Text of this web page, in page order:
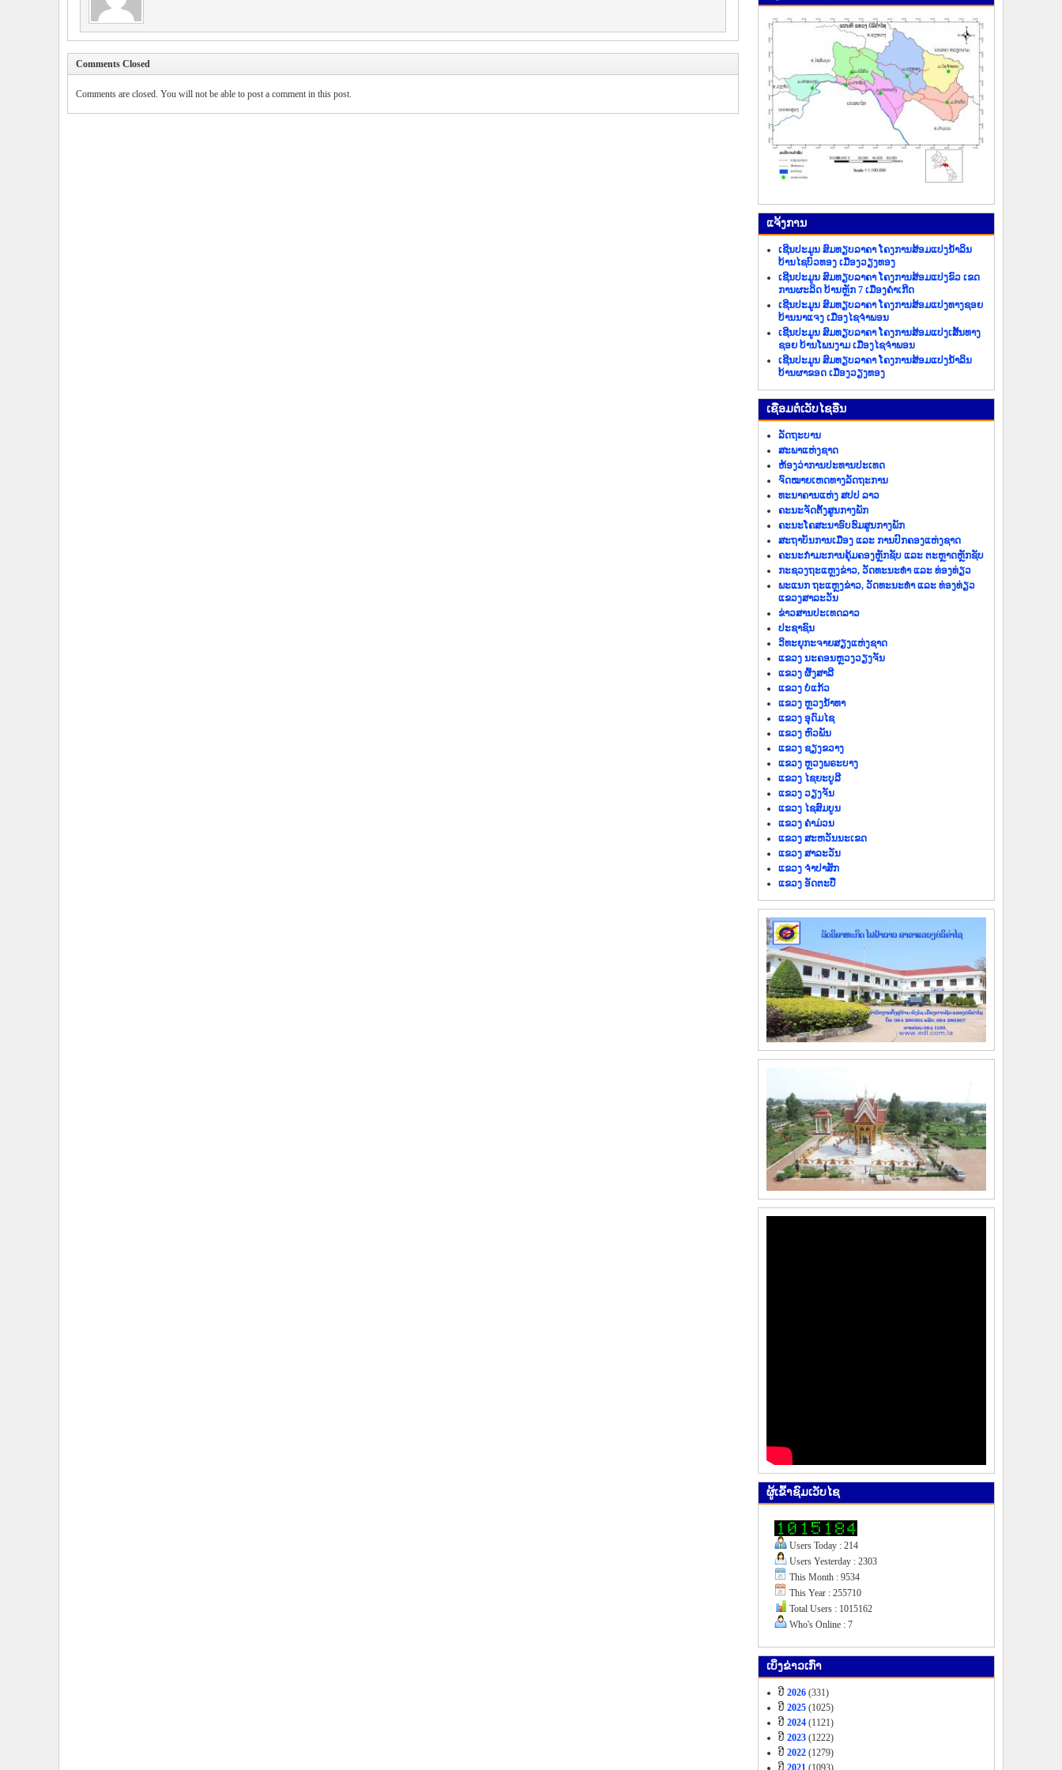
Comments Closed
Comments are closed. You will not be able to post a comment in this post.
ແຈ້ງ​ການ
ເຊີນປະມູນ ສົມທຽບລາຄາ ໂຄງການສ້ອມແປງນ້ຳລິນ
ບ້ານໄຊບົວທອງ ເມືອງວຽງທອງ
ເຊີນປະມູນ ສົມທຽບລາຄາ ໂຄງການສ້ອມແປງຂົວ ເຂດ
ການຜະລິດ ບ້ານຫຼັກ 7 ເມືອງຄຳເກີດ
ເຊີນປະມູນ ສົມທຽບລາຄາ ໂຄງການສ້ອມແປງທາງຊອຍ
ບ້ານນາແຈງ ເມືອງໄຊຈຳພອນ
ເຊີນປະມູນ ສົມທຽບລາຄາ ໂຄງການສ້ອມແປງເສັ້ນທາງ
ຊອຍ ບ້ານໂພນງາມ ເມືອງໄຊຈຳພອນ
ເຊີນປະມູນ ສົມທຽບລາຄາ ໂຄງການສ້ອມແປງນ້ຳລິນ
ບ້ານຜາຂອດ ເມືອງວຽງທອງ
​ເຊື່ອມ​ຕໍ່​ເວັບ​ໄຊ​ອື່ນ
ລັດ​ຖະ​ບານ
ສະພາແຫ່ງຊາດ
ຫ້ອງວ່າການປະທານປະເທດ
ຈົດໝາຍເຫດທາງລັດຖະການ
ທະນາຄານແຫ່ງ ສປປ ລາວ
ຄະນະຈັດຕັ້ງສູນກາງພັກ
ຄະນະໂຄສະນາອົບຮົມສູນກາງພັກ
ສະຖາບັນການເມືອງ ແລະ ການປົກຄອງແຫ່ງຊາດ
ຄະນະ​ກຳມະການ​ຄຸ້ມ​ຄອງ​ຫຼັກ​ຊັບ ແລະ ຕະຫຼາດຫຼັກຊັບ
ກະຊວງຖະແຫຼງຂ່າວ, ວັດທະນະທຳ ແລະ ທ່ອງທ່ຽວ
ພະແນກ ຖະແຫຼງຂ່າວ, ວັດທະນະທຳ ແລະ ທ່ອງທ່ຽວ
ແຂວງສາລະວັນ
ຂ່າວ​ສານ​ປະ​ເທດ​ລາວ
ປະ​ຊາ​ຊົນ
ວິທະຍຸກະຈາຍສຽງແຫ່ງຊາດ
ແຂວງ ນະ​ຄອນຫຼວງວຽງ​ຈັນ
ແຂວງ ຜົ້ງ​ສາ​ລີ
ແຂວງ ບໍ່​ແກ້ວ
ແຂວງ ຫຼວງນໍ້າທາ
ແຂວງ ອຸດົມໄຊ
ແຂວງ ຫົວພັນ
ແຂວງ ຊຽງຂວາງ
ແຂວງ ຫຼວງພຣະບາງ
ແຂວງ ໄຊຍະບູລີ
ແຂວງ ວຽງຈັນ
ແຂວງ ໄຊສົມບູນ
ແຂວງ ຄຳມ່ວນ
ແຂວງ ສະຫວັນນະເຂດ
ແຂວງ ສາລະວັນ
ແຂວງ ຈຳປາສັກ
ແຂວງ ອັດຕະປື
ຜູ້​ເຂົ້າ​ຊົມ​ເວັບ​ໄຊ
Users Today : 214
Users Yesterday : 2303
This Month : 9534
This Year : 255710
Total Users : 1015162
Who's Online : 7
ເບິ່ງ​ຂ່າວ​ເກົ່າ
ປີ 2026 (331)
ປີ 2025 (1025)
ປີ 2024 (1121)
ປີ 2023 (1222)
ປີ 2022 (1279)
ປີ 2021 (1093)